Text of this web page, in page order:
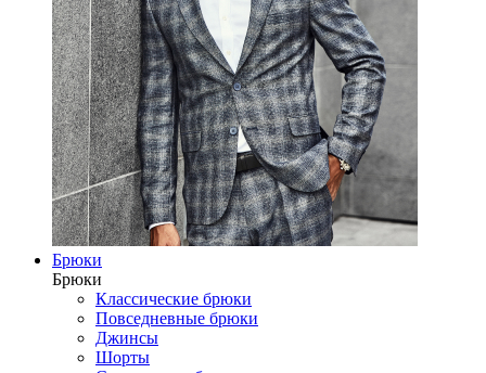
Брюки
Брюки
Классические брюки
Повседневные брюки
Джинсы
Шорты